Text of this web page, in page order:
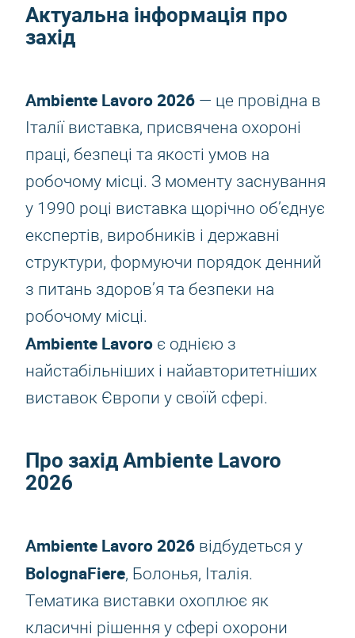
Актуальна інформація про
захід
Ambiente Lavoro 2026 — це провідна в
Італії виставка, присвячена охороні
праці, безпеці та якості умов на
робочому місці. З моменту заснування
у 1990 році виставка щорічно об’єднує
експертів, виробників і державні
структури, формуючи порядок денний
з питань здоров’я та безпеки на
робочому місці.
Ambiente Lavoro є однією з
найстабільніших і найавторитетніших
виставок Європи у своїй сфері.
Про західAmbiente Lavoro
2026
Ambiente Lavoro 2026 відбудеться у
BolognaFiere, Болонья, Італія.
Тематика виставки охоплює як
класичні рішення у сфері охорони